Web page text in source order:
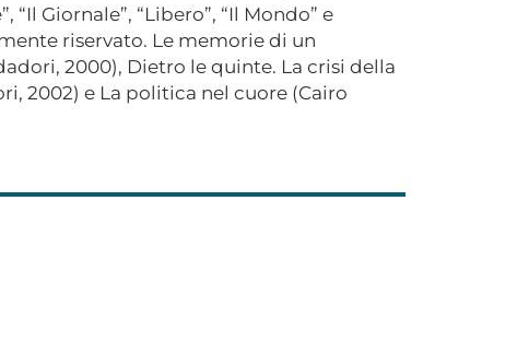
Giornale”, “Libero”, “Il Mondo” e
riservato. Le memorie di un
2000), Dietro le quinte. La crisi della
2002) e La politica nel cuore (Cairo